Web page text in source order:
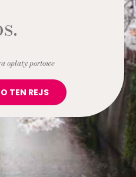
opłaty portowe
TEN REJS